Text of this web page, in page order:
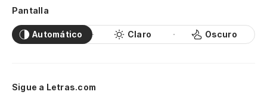
Pantalla
Automático Claro Oscuro
Sigue a Letras.com